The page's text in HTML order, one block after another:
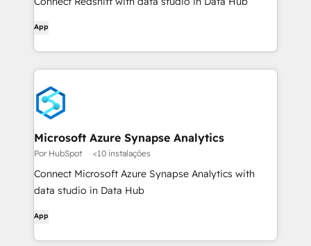
App
Microsoft Azure Synapse Analytics
Por HubSpot <10 instalações
Connect Microsoft Azure Synapse Analytics with
data studio in Data Hub
App